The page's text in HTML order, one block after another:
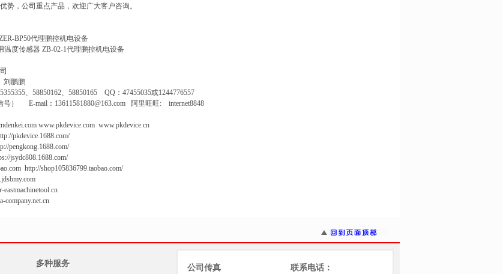
势，公司重点产品，欢迎广大客户咨询。
BP50代理鹏控机电设备
温度传感器 ZB-02-1代理鹏控机电设备
刘鹏鹏
、58850162、58850165 QQ：47455035或1244776557
号） E-mail：13611581880@163.com 阿里旺旺: internet8848
www.pkdevice.com www.pkdevice.cn
pkdevice.1688.com/
pengkong.1688.com/
jsydc808.1688.com/
http://shop105836799.taobao.com/
company.net.cn
多种服务 公司传真 联系电话：